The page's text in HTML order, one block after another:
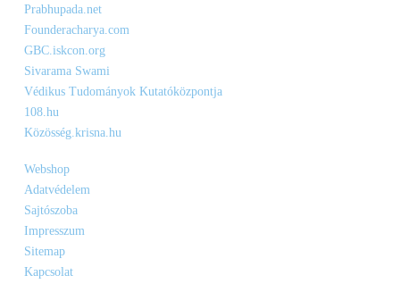
Prabhupada.net
Founderacharya.com
GBC.iskcon.org
Sivarama Swami
Védikus Tudományok Kutatóközpontja
108.hu
Közösség.krisna.hu
Webshop
Adatvédelem
Sajtószoba
Impresszum
Sitemap
Kapcsolat